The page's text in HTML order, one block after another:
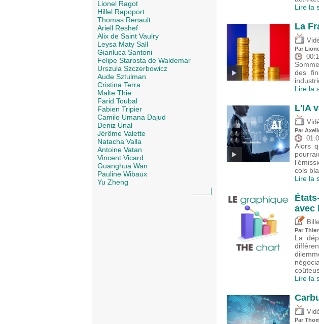
Lionel Ragot
Hillel Rapoport
Thomas Renault
Ariell Reshef
Alix de Saint Vaulry
Leysa Maty Sall
Gianluca Santoni
Felipe Starosta de Waldemar
Urszula Szczerbowicz
Aude Sztulman
Cristina Terra
Malte Thie
Farid Toubal
Fabien Tripier
Camilo Umana Dajud
Deniz Ünal
Jérôme Valette
Natacha Valla
Antoine Vatan
Vincent Vicard
Guanghua Wan
Pauline Wibaux
Yu Zheng
Lire la
La
Par
des
Lire la
L'IA
Par
Alors
cols
Lire la
avec
Par
La
Lire la
Par